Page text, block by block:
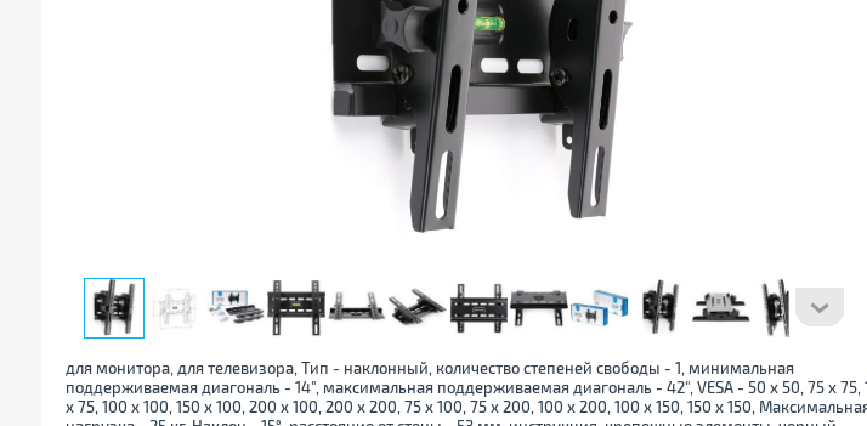
для монитора, для телевизора, Тип - наклонный, количество степеней свободы - 1, минимальная
поддерживаемая диагональ - 14", максимальная поддерживаемая диагональ - 42", VESA - 50 x 50, 75 x 75,
x 75, 100 x 100, 150 x 100, 200 x 100, 200 x 200, 75 x 100, 75 x 200, 100 x 200, 100 x 150, 150 x 150,